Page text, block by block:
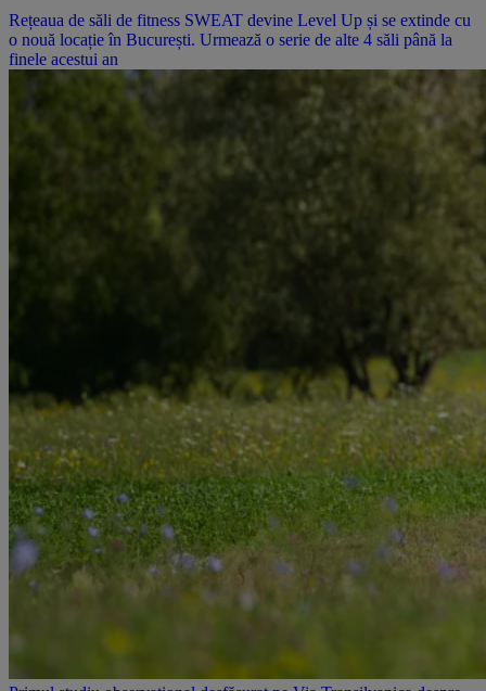
Rețeaua de săli de fitness SWEAT devine Level Up și se extinde cu
o nouă locație în București. Urmează o serie de alte 4 săli până la
finele acestui an